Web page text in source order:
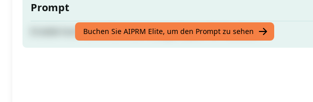
Prompt
Erstelle hoch konvertierende Anzeigenkopien für Facebook
Buchen Sie AIPRM Elite, um den Prompt zu sehen